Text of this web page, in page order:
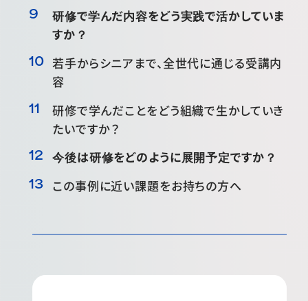
研修で学んだ内容をどう実践で活かしていま
すか？
若手からシニアまで、全世代に通じる受講内
容
研修で学んだことをどう組織で生かしていき
たいですか？
今後は研修をどのように展開予定ですか？
この事例に近い課題をお持ちの方へ